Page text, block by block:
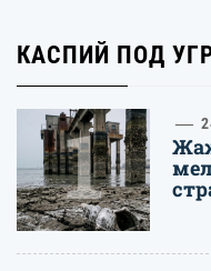
КАСПИЙ ПОД
1